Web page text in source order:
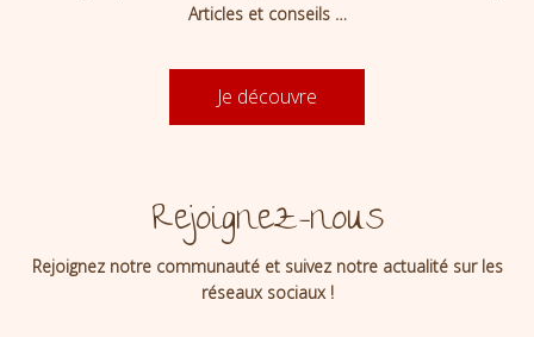
Articles et conseils …
Je découvre
Rejoignez-nous
Rejoignez notre communauté et suivez notre actualité sur les
réseaux sociaux !